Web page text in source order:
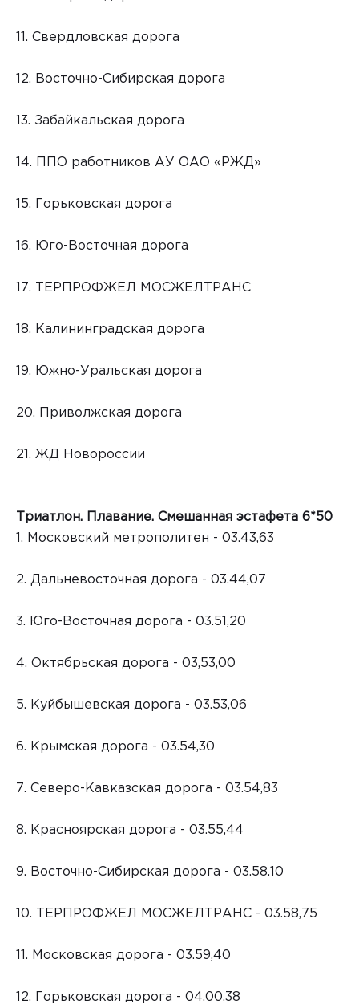
11. Свердловская дорога
12. Восточно-Сибирская дорога
13. Забайкальская дорога
14. ППО работников АУ ОАО «РЖД»
15. Горьковская дорога
16. Юго-Восточная дорога
17. ТЕРПРОФЖЕЛ МОСЖЕЛТРАНС
18. Калининградская дорога
19. Южно-Уральская дорога
20. Приволжская дорога
21. ЖД Новороссии
Триатлон. Плавание. Смешанная эстафета 6*50
1. Московский метрополитен - 03.43,63
2. Дальневосточная дорога - 03.44,07
3. Юго-Восточная дорога - 03.51,20
4. Октябрьская дорога - 03,53,00
5. Куйбышевская дорога - 03.53,06
6. Крымская дорога - 03.54,30
7. Северо-Кавказская дорога - 03.54,83
8. Красноярская дорога - 03.55,44
9. Восточно-Сибирская дорога - 03.58.10
10. ТЕРПРОФЖЕЛ МОСЖЕЛТРАНС - 03.58,75
11. Московская дорога - 03.59,40
12. Горьковская дорога - 04.00,38